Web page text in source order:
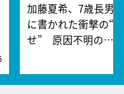
加藤夏希、7歳長男
に書かれた衝撃の“
せ” 原因不明の…